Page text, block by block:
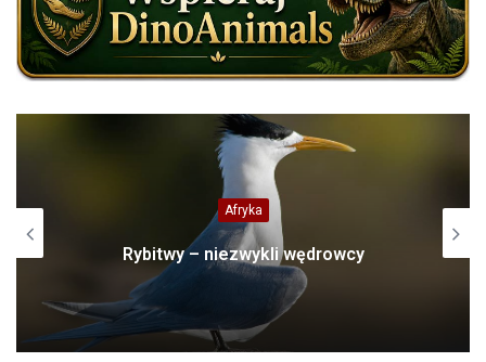
Afryka
Rybitwy – niezwykli wędrowcy